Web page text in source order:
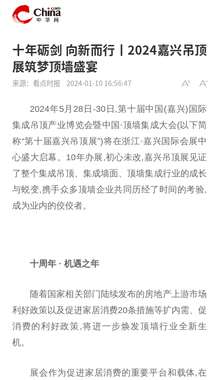
十年砺剑 向新而行丨2024嘉兴吊顶
展筑梦顶墙盛宴
来源：看点时报 2024-01-10 16:56:47
2024年5月28日-30日,第十届中国 (嘉兴)国际
集成吊顶产业博览会暨中国 ·顶墙集成大会(以下简
称“第十届嘉兴吊顶展”)将在浙江·嘉兴国际会展中
心盛大启幕。10年办展,初心未改,嘉兴吊顶展见证
了整个集成吊顶、集成墙面、顶墙集成行业的成长
与蜕变,携手众多顶墙企业共同历经了时间的考验,
成为业内的佼佼者。
十周年 · 机遇之年
随着国家相关部门陆续发布的房地产上游市场
利好政策以及促进家居消费20条措施等扩内需、促
消费的利好政策,将进一步焕发顶墙行业全新生
机。
展会作为促进家居消费的重要平台和载体,在